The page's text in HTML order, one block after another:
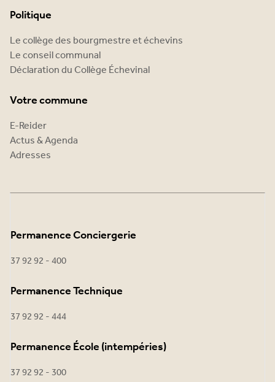
Politique
Le collège des bourgmestre et échevins
Le conseil communal
Déclaration du Collège Échevinal
Votre commune
E-Reider
Actus & Agenda
Adresses
Permanence Conciergerie
37 92 92 - 400
Permanence Technique
37 92 92 - 444
Permanence École (intempéries)
37 92 92 - 300